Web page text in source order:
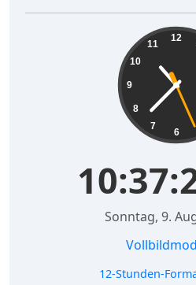
12
6
7
8
9
10
11
Sonntag, 9.
12-Stunden-